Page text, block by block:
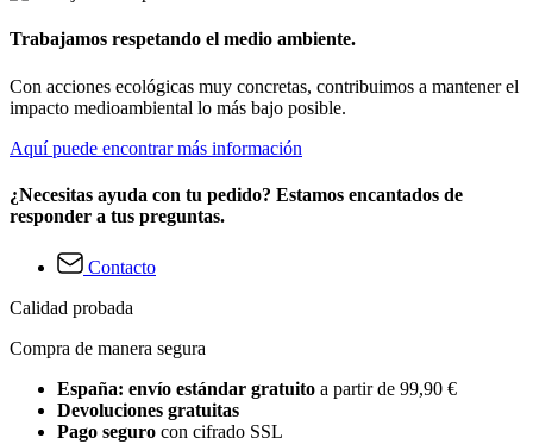
Trabajamos respetando el medio ambiente.
Con acciones ecológicas muy concretas, contribuimos a mantener el
impacto medioambiental lo más bajo posible.
Aquí puede encontrar más información
¿Necesitas ayuda con tu pedido? Estamos encantados de
responder a tus preguntas.
Contacto
Calidad probada
Compra de manera segura
España: envío estándar gratuito a partir de 99,90 €
Devoluciones gratuitas
Pago seguro con cifrado SSL